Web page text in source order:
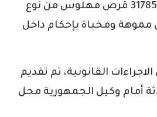
خلال العمليتين حجر 31785 قرص مهلوس من نوع
مموهة ومخباة بإحكام داخل
القانونية، تم تقديم
أمام وكيل الجمهورية محل